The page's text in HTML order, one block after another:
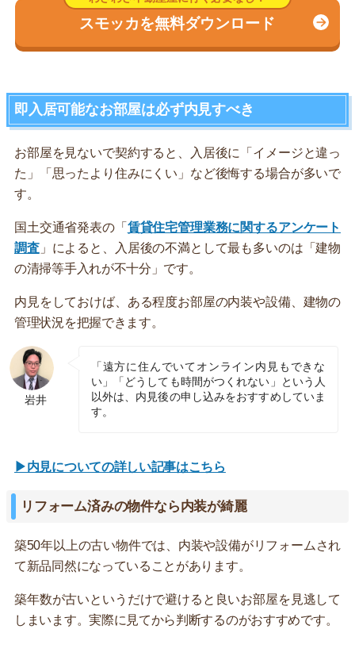
スモッカを無料ダウンロード
即入居可能なお部屋は必ず内見すべき
お部屋を見ないで契約すると、入居後に「イメージと違っ
た」「思ったより住みにくい」など後悔する場合が多いで
す。
国土交通省発表の「 賃貸住宅管理業務に関するアンケート
調査」によると、入居後の不満として最も多いのは「建物
の清掃等手入れが不十分」です。
内見をしておけば、ある程度お部屋の内装や設備、建物の
管理状況を把握できます。
岩井
「遠方に住んでいてオンライン内見もできな
い」「どうしても時間がつくれない」という人
以外は、内見後の申し込みをおすすめしていま
す。
▶内見についての詳しい記事はこちら
リフォーム済みの物件なら内装が綺麗
築50年以上の古い物件では、内装や設備がリフォームされ
て新品同然になっていることがあります。
築年数が古いというだけで避けると良いお部屋を見逃して
しまいます。実際に見てから判断するのがおすすめです。